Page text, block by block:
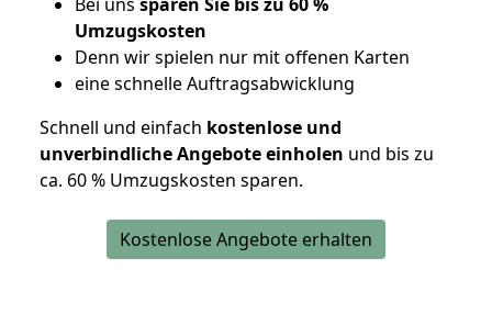
Umzugskosten
Denn wir spielen nur mit offenen Karten
eine schnelle Auftragsabwicklung
Schnell und einfach kostenlose und
unverbindliche Angebote einholen und bis zu
ca. 60 % Umzugskosten sparen.
Kostenlose Angebote erhalten